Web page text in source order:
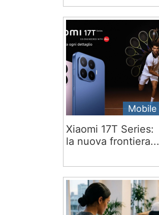
Mobile
Xiaomi 17T Series:
la nuova frontiera...